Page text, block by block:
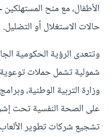
الأطفال، مع منح
حالات الاستغلال أو التضليل.
وتتعدى الرؤية الحكومية
شمولية تشمل حملات توعوية
وزارة التربية الوطنية،
على الصحة النفسية تحت
تشجيع شركات تطوير